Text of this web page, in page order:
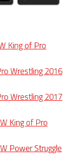
King of Pro
Wrestling 2016
Wrestling 2017
King of Pro
Power Struggle